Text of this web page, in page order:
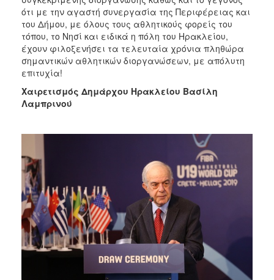
ότι με την αγαστή συνεργασία της Περιφέρειας και
του Δήμου, με όλους τους αθλητικούς φορείς του
τόπου, το Νησί και ειδικά η πόλη του Ηρακλείου,
έχουν φιλοξενήσει τα τελευταία χρόνια πληθώρα
σημαντικών αθλητικών διοργανώσεων, με απόλυτη
επιτυχία!
Χαιρετισμός Δημάρχου Ηρακλείου Βασίλη
Λαμπρινού